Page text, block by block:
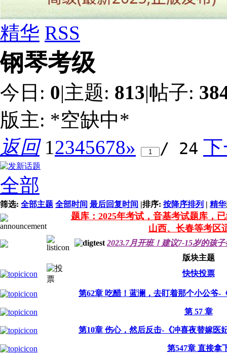
精华 RSS
钢琴考级
今日: 0|主题: 813|帖子:
版主: *空缺中*
返回 12345678» / 24
全部
筛选: 全部主题 全部时间 最后回复时间 |排序: 按降序排列 | 精华
题库：2025年考试，音基考试题库，
山西、长春等考区
2023.7月开班！建议7-15岁的孩
版块主题
快快投票
第62章 吃醋！蓝澜，去盯着那个小公爷-
第 57 章
第10章 伤心，然后反击-《冲喜夜替嫁医
第547章 直接拿